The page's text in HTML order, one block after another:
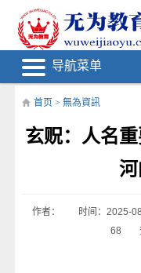
导航菜单
首页 > 無為資訊
玄贶：人名
河
作者： 时间：2025-
68